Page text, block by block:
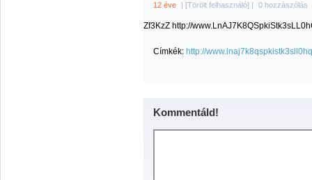
12 éve | [Törölt felhasználó] | 0 hozzászólás
Zf3KzZ http://
Címkék: http://
Kommentáld!